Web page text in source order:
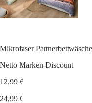
Mikrofaser
Netto Marken-Discount
12,99 €
24,99 €